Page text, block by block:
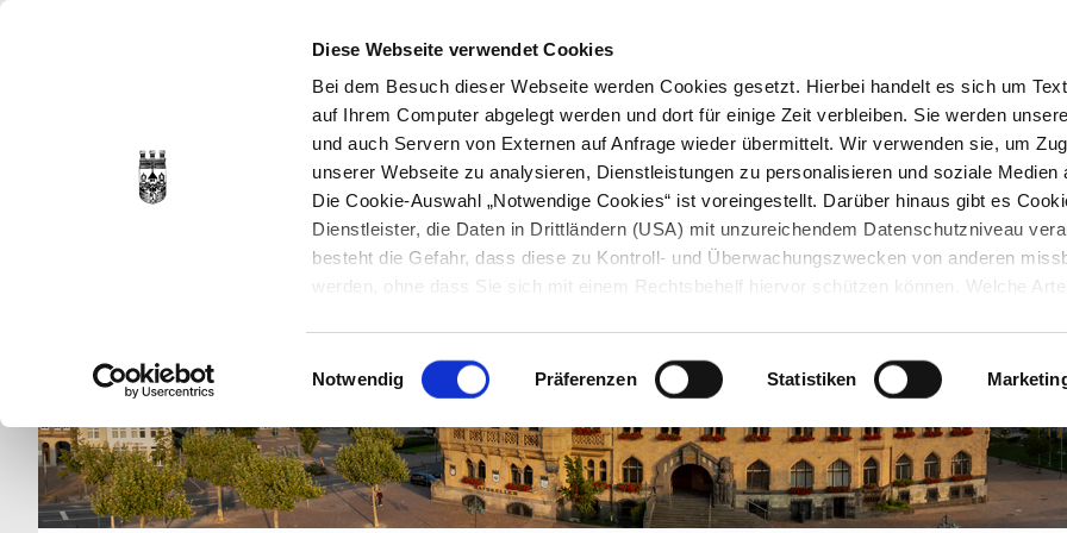
Diese Webseite verwendet Cookies
Bei dem Besuch dieser Webseite werden Cookies gesetzt. Hierbei handelt es sich um
auf Ihrem Computer abgelegt werden und dort für einige Zeit verbleiben. Sie werden
und auch Servern von Externen auf Anfrage wieder übermittelt. Wir verwenden sie, um
unserer Webseite zu analysieren, Dienstleistungen zu personalisieren und soziale Medien
Die Cookie-Auswahl „Notwendige Cookies“ ist voreingestellt. Darüber hinaus gibt es
Dienstleister, die Daten in Drittländern (USA) mit unzureichendem Datenschutzniveau
besteht die Gefahr, dass diese zu Kontroll- und Überwachungszwecken von anderen
werden, ohne dass Sie sich mit einem Rechtsbehelf hiervor schützen können. Welche
Datenschutzerklärung
entnehmen. Die von Ihnen getroffene Auswahl der gewünschten
jederzeit mit Wirkung für die Zukunft angepasst oder
werden.
Einwilligungsauswahl
Notwendig Präferenzen Statistiken
STARTSEITE